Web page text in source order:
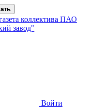
коллектива ПАО
завод"
Войти